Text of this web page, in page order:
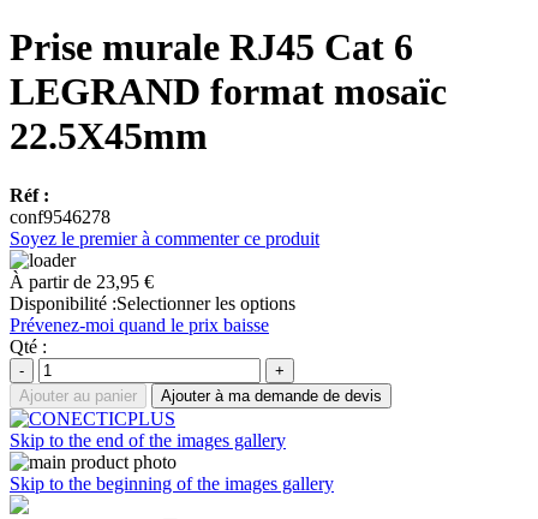
Prise murale RJ45 Cat 6
LEGRAND format mosaïc
22.5X45mm
Réf :
conf9546278
Soyez le premier à commenter ce produit
À partir de 23,95 €
Disponibilité :Selectionner les options
Prévenez-moi quand le prix baisse
Qté :
-
+
Ajouter au panier
Ajouter à ma demande de devis
Skip to the end of the images gallery
Skip to the beginning of the images gallery